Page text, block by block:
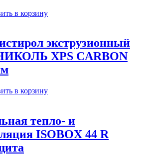
в корзину
экструзионный
XPS CARBON
в корзину
тепло- и
ISOBOX 44 R